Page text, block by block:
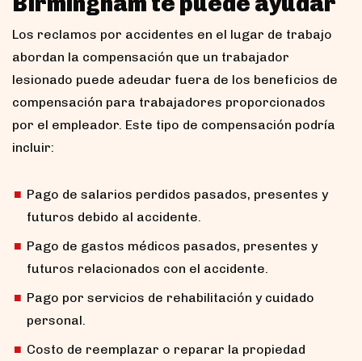
Los reclamos por accidentes en el lugar de trabajo
abordan la compensación que un trabajador
lesionado puede adeudar fuera de los beneficios de
compensación para trabajadores proporcionados
por el empleador. Este tipo de compensación podría
incluir:
Pago de salarios perdidos pasados, presentes y
futuros debido al accidente.
Pago de gastos médicos pasados, presentes y
futuros relacionados con el accidente.
Pago por servicios de rehabilitación y cuidado
personal.
Costo de reemplazar o reparar la propiedad